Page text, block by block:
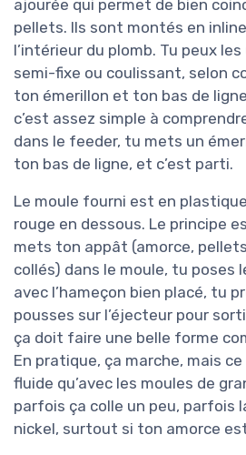
ajourée qui permet de bien
pellets. Ils sont montés en
l’intérieur du plomb. Tu peux
semi-fixe ou coulissant, selon
ton émerillon et ton bas de
c’est assez simple à
dans le feeder, tu mets un
ton bas de ligne, et c’est parti.
Le moule fourni est en
rouge en dessous. Le principe
mets ton appât (amorce,
collés) dans le moule, tu poses
avec l’hameçon bien placé, tu
pousses sur l’éjecteur pour
ça doit faire une belle forme
En pratique, ça marche, mais ce
fluide qu’avec les moules de
parfois ça colle un peu, parfois
nickel, surtout si ton amorce